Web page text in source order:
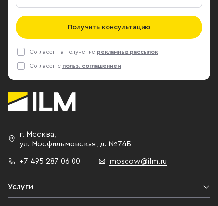
Получить консультацию
Согласен на получение рекламных рассылок
Согласен с польз. соглашением
г. Москва,
ул. Мосфильмовская, д. №74Б
+7 495 287 06 00 moscow@ilm.ru
Услуги